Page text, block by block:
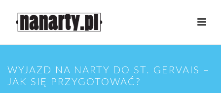
WYJAZD NA NARTY DO ST. GERVAIS –
JAK SIĘ PRZYGOTOWAĆ?